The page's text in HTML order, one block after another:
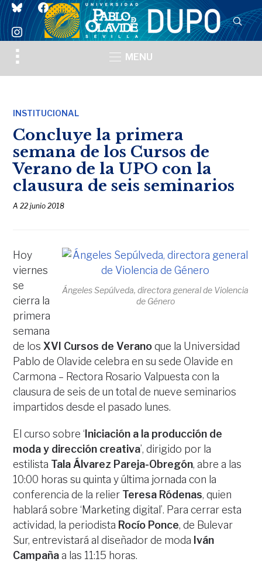
blueskyfacebook
instagram
Toggle
sidebar
MENU
INSTITUCIONAL
Concluye la primera
semana de los Cursos de
Verano de la UPO con la
clausura de seis seminarios
A22 junio 2018
Ángeles Sepúlveda, directora general de Violencia
de Género
Hoy
viernes
se
cierra la
primera
semana
de los XVI Cursos de Veranoque la Universidad
Pablo de Olavide celebra en su sede Olavide en
Carmona – Rectora Rosario Valpuesta con la
clausura de seis de un total de nueve seminarios
impartidos desde el pasado lunes.
El curso sobre ‘ Iniciación a la producción de
moda y dirección creativa’, dirigido por la
estilista Tala Álvarez Pareja-Obregón, abre a las
10:00 horas su quinta y última jornada con la
conferencia de la relier Teresa Ródenas, quien
hablará sobre ‘Marketing digital’. Para cerrar esta
actividad, la periodista Rocío Ponce, de Bulevar
Sur, entrevistará al diseñador de moda Iván
Campañaa las 11:15 horas.